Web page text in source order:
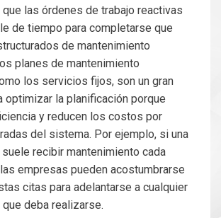
las órdenes de trabajo reactivas
de tiempo para completarse que
de mantenimiento
planes de mantenimiento
los servicios fijos, son un gran
optimizar la planificación porque
y reducen los costos por
del sistema. Por ejemplo, si una
suele recibir mantenimiento cada
empresas pueden acostumbrarse
citas para adelantarse a cualquier
deba realizarse.